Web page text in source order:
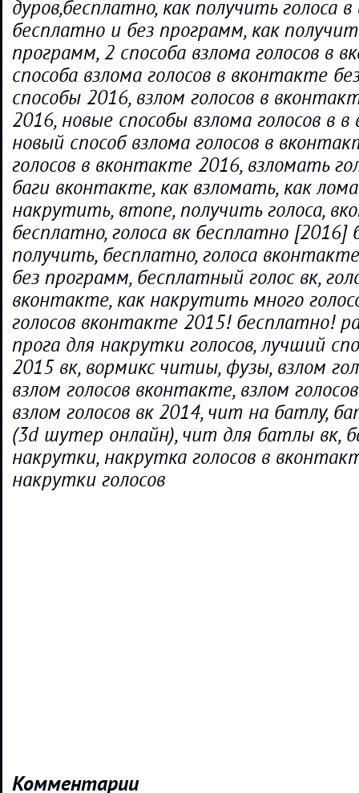
дуров,бесплатно, как получить голоса
бесплатно и без программ, как
программ, 2 способа взлома голосов в
способа взлома голосов в вконтакте
способы 2016, взлом голосов в
2016, новые способы взлома голосов в
новый способ взлома голосов в
голосов в вконтакте 2016, взломать
баги вконтакте, как взломать, как
накрутить, втопе, получить голоса,
бесплатно, голоса вк бесплатно [2016]
получить, бесплатно, голоса
без программ, бесплатный голос вк,
вконтакте, как накрутить много
голосов вконтакте 2015! бесплатно!
прога для накрутки голосов, лучший
2015 вк, вормикс читиы, фузы, взлом
взлом голосов вконтакте, взлом
взлом голосов вк 2014, чит на батлу,
(3d шутер онлайн), чит для батлы вк,
накрутки, накрутка голосов в
накрутки голосов
Комментарии